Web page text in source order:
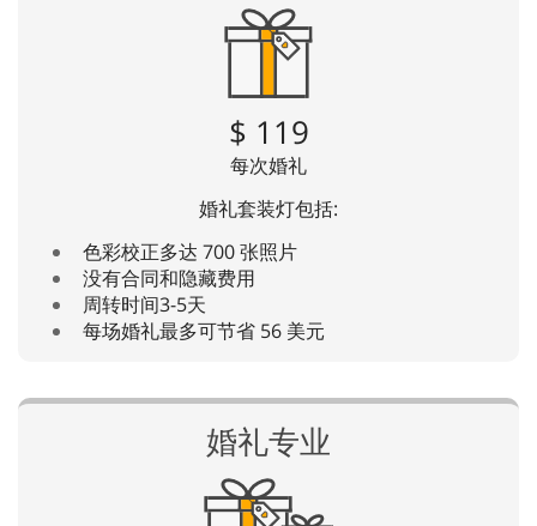
$ 119
每次婚礼
婚礼套装灯包括:
色彩校正多达 700 张照片
没有合同和隐藏费用
周转时间3-5天
每场婚礼最多可节省 56 美元
婚礼专业